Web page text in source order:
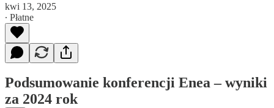
kwi 13, 2025
∙ Płatne
Podsumowanie konferencji Enea – wyniki
za 2024 rok